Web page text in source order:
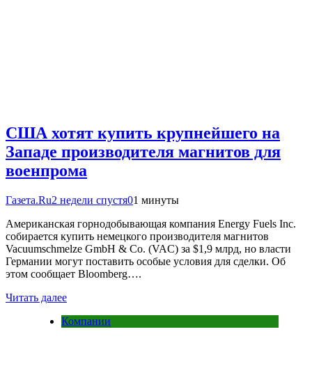
США хотят купить крупнейшего на
Западе производителя магнитов для
военпрома
Газета.Ru2 недели спустя01 минуты
Американская горнодобывающая компания Energy Fuels Inc.
собирается купить немецкого производителя магнитов
Vacuumschmelze GmbH & Co. (VAC) за $1,9 млрд, но власти
Германии могут поставить особые условия для сделки. Об
этом сообщает Bloomberg….
Читать далее
Компании